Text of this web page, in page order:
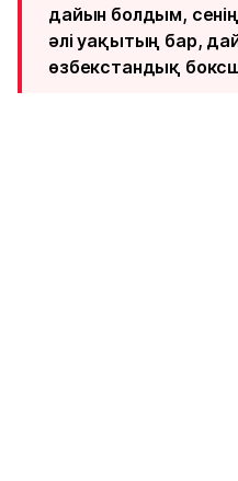
дайын болдым,
әлі уақытың бар,
өзбекстандық